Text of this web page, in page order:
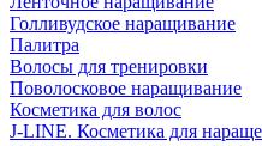
Голливудское наращивание
Палитра
Волосы для тренировки
Поволосковое наращивание
Косметика для волос
J-LINE. Косметика для